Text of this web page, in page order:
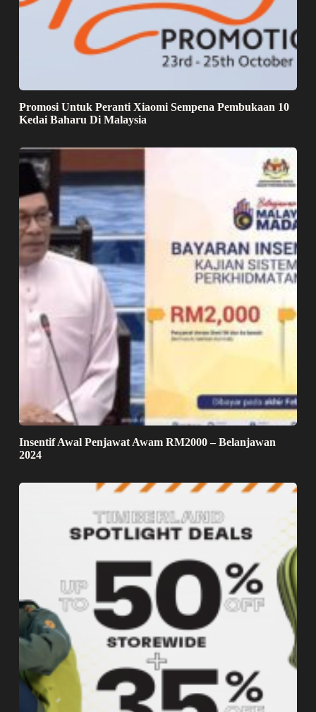
Promosi Untuk Peranti Xiaomi Sempena Pembukaan 10
Kedai Baharu Di Malaysia
Insentif Awal Penjawat Awam RM2000 – Belanjawan
2024